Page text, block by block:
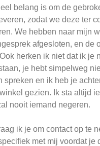
belang is om de
zodat we deze ter
We hebben naar mijn
afgesloten, en de
herken ik niet dat ik je
je hebt simpelweg
spreken en ik heb je
gezien. Ik sta altijd
nooit iemand negeren.
ik je om contact op te
met mij voordat je